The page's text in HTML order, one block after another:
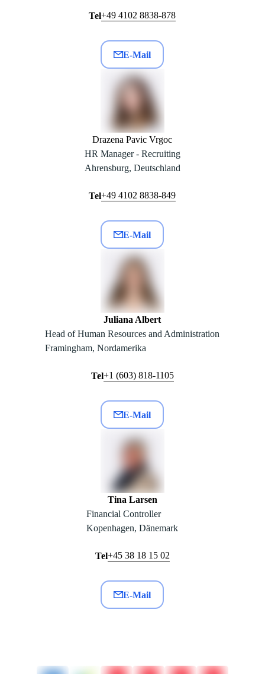
Tel+49 4102 8838-878
E-Mail
Drazena Pavic Vrgoc
HR Manager - Recruiting
Ahrensburg, Deutschland
Tel+49 4102 8838-849
E-Mail
Juliana Albert
Head of Human Resources and Administration
Framingham, Nordamerika
Tel+1 (603) 818-1105
E-Mail
Tina Larsen
Financial Controller
Kopenhagen, Dänemark
Tel+45 38 18 15 02
E-Mail